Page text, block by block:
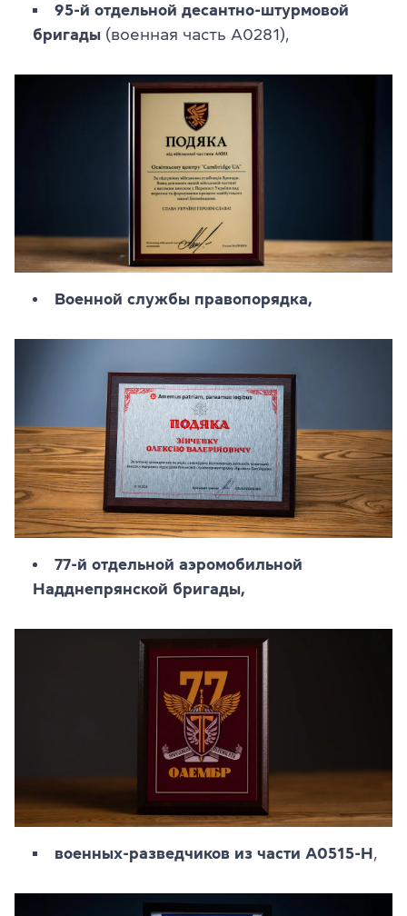
95-й отдельной десантно-штурмовой
бригады (военная часть А0281),
Военной службы правопорядка,
77-й отдельной аэромобильной
Надднепрянской бригады,
военных-разведчиков из части А0515-Н,